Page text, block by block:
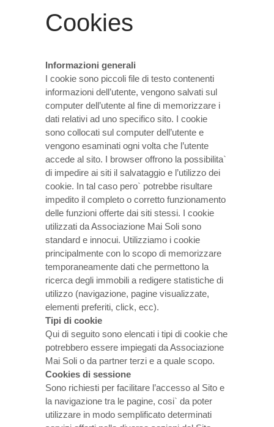
Cookies
Informazioni generali
I cookie sono piccoli file di testo contenenti
informazioni dell’utente, vengono salvati sul
computer dell’utente al fine di memorizzare i
dati relativi ad uno specifico sito. I cookie
sono collocati sul computer dell’utente e
vengono esaminati ogni volta che l’utente
accede al sito. I browser offrono la possibilita`
di impedire ai siti il salvataggio e l’utilizzo dei
cookie. In tal caso pero` potrebbe risultare
impedito il completo o corretto funzionamento
delle funzioni offerte dai siti stessi. I cookie
utilizzati da Associazione Mai Soli sono
standard e innocui. Utilizziamo i cookie
principalmente con lo scopo di memorizzare
temporaneamente dati che permettono la
ricerca degli immobili a redigere statistiche di
utilizzo (navigazione, pagine visualizzate,
elementi preferiti, click, ecc).
Tipi di cookie
Qui di seguito sono elencati i tipi di cookie che
potrebbero essere impiegati da Associazione
Mai Soli o da partner terzi e a quale scopo.
Cookies di sessione
Sono richiesti per facilitare l’accesso al Sito e
la navigazione tra le pagine, cosi` da poter
utilizzare in modo semplificato determinati